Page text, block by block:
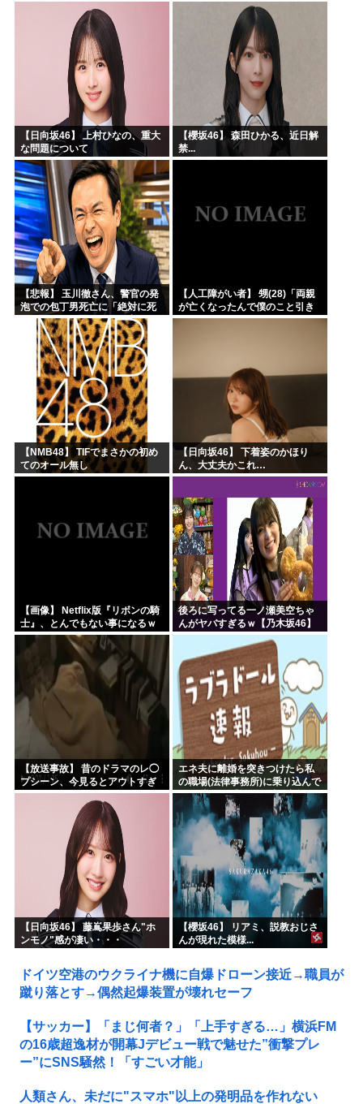
→20年経って見に行くと…
「！？」衝撃の光景が・・・
【日向坂46】 上村ひなの、重大
な問題について
【櫻坂46】 森田ひかる、近日解
禁...
【悲報】 玉川徹さん、警官の発
泡での包丁男死亡に「絶対に死
刑にならない罪なのに警察が死
刑にした！」 → 元警官のマジレ
スがコチラ → ………
【人工障がい者】 甥(28)「両親
が亡くなったんで僕のこと引き
取ってほしいんですけど！」な
【NMB48】 TIFでまさかの初め
てのオール無し
【日向坂46】 下着姿のかほり
ん、大丈夫かこれ…
【画像】 Netflix版『リボンの騎
士』、とんでもない事になるｗ
ｗｗｗｗ
後ろに写ってる一ノ瀬美空ちゃ
んがヤバすぎるｗ【乃木坂46】
【放送事故】 昔のドラマのレ◯
プシーン、今見るとアウトすぎ
る・・・
エネ夫に離婚を突きつけたら私
の職場(法律事務所)に乗り込んで
きた 堂々と「離婚の法律相談で
す。母の薦めでこちらに参りま
した」と言っているが、...
【日向坂46】 藤嶌果歩さん"ホ
ンモノ"感が凄い・・・
【櫻坂46】 リアミ、説教おじさ
んが現れた模様...
ドイツ空港のウクライナ機に自爆ドローン接近→職員が
蹴り落とす→偶然起爆装置が壊れセーフ
【サッカー】「まじ何者？」「上手すぎる…」横浜FM
の16歳超逸材が開幕Jデビュー戦で魅せた”衝撃プレ
ー”にSNS騒然！「すごい才能」
人類さん、未だに"スマホ"以上の発明品を作れない